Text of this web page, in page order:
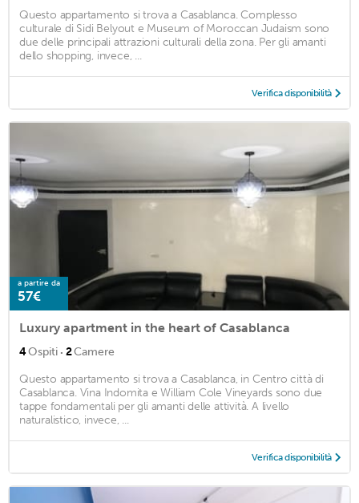
Questo appartamento si trova a Casablanca. Complesso
culturale di Sidi Belyout e Museum of Moroccan Judaism sono
due delle principali attrazioni culturali della zona. Per gli amanti
dello shopping, invece, ...
Verifica disponibilità
a partire da
57€
Luxury apartment in the heart of Casablanca
4Ospiti · 2Camere
Questo appartamento si trova a Casablanca, in Centro città di
Casablanca. Vina Indomita e William Cole Vineyards sono due
tappe fondamentali per gli amanti delle attività. A livello
naturalistico, invece, ...
Verifica disponibilità